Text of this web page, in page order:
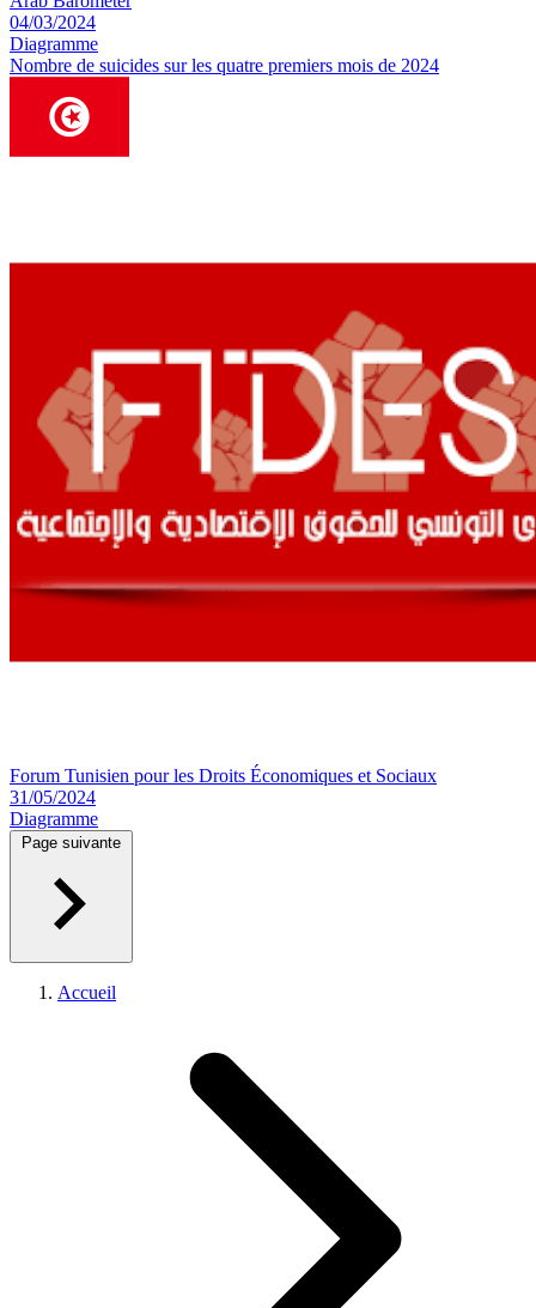
04/03/2024
Diagramme
Nombre de suicides sur les quatre premiers mois de 2024
Forum Tunisien pour les Droits Économiques et Sociaux
31/05/2024
Diagramme
Page suivante
Accueil